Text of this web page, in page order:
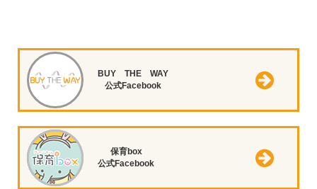
BUY THE WAY
公式Facebook
保育box
公式Facebook